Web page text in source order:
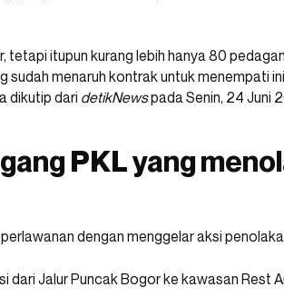
tetapi itupun kurang lebih hanya 80
sudah menaruh kontrak untuk menempati
dikutip dari detikNewspada Senin, 24 Juni
PKL yang
dengan menggelar aksi
dari Jalur Puncak Bogor ke kawasan Rest